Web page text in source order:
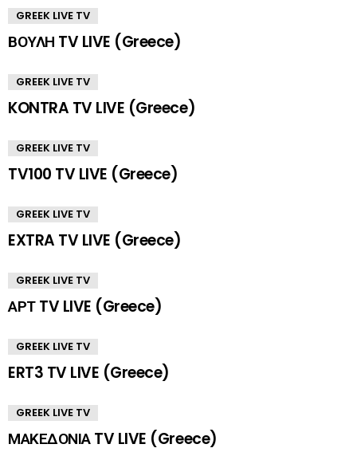
GREEK LIVE TV
ΒΟΥΛΗ TV LIVE (Greece)
GREEK LIVE TV
KONTRA TV LIVE (Greece)
GREEK LIVE TV
TV100 TV LIVE (Greece)
GREEK LIVE TV
EXTRA TV LIVE (Greece)
GREEK LIVE TV
ΑΡΤ TV LIVE (Greece)
GREEK LIVE TV
ERT3 TV LIVE (Greece)
GREEK LIVE TV
ΜΑΚΕΔΟΝΙΑ TV LIVE (Greece)